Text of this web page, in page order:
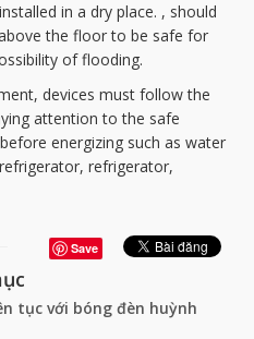
in a dry place. , should
the floor to be safe for
of flooding.
devices must follow the
attention to the safe
energizing such as water
refrigerator,
Save
tục với bóng đèn huỳnh